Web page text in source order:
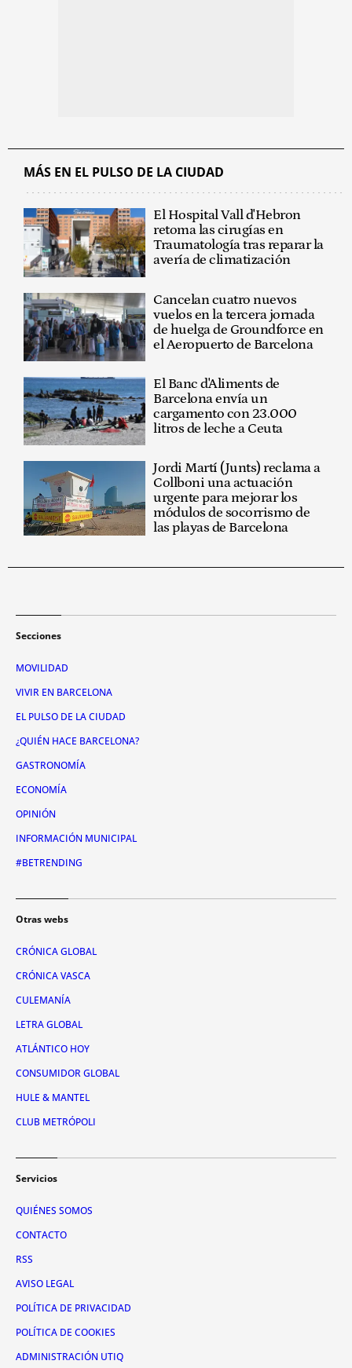
MÁS EN EL PULSO DE LA CIUDAD
El Hospital Vall d'Hebron
retoma las cirugías en
Traumatología tras reparar la
avería de climatización
Cancelan cuatro nuevos
vuelos en la tercera jornada
de huelga de Groundforce en
el Aeropuerto de Barcelona
El Banc d'Aliments de
Barcelona envía un
cargamento con 23.000
litros de leche a Ceuta
Jordi Martí (Junts) reclama a
Collboni una actuación
urgente para mejorar los
módulos de socorrismo de
las playas de Barcelona
Secciones
MOVILIDAD
VIVIR EN BARCELONA
EL PULSO DE LA CIUDAD
¿QUIÉN HACE BARCELONA?
GASTRONOMÍA
ECONOMÍA
OPINIÓN
INFORMACIÓN MUNICIPAL
#BETRENDING
Otras webs
CRÓNICA GLOBAL
CRÓNICA VASCA
CULEMANÍA
LETRA GLOBAL
ATLÁNTICO HOY
CONSUMIDOR GLOBAL
HULE & MANTEL
CLUB METRÓPOLI
Servicios
QUIÉNES SOMOS
CONTACTO
RSS
AVISO LEGAL
POLÍTICA DE PRIVACIDAD
POLÍTICA DE COOKIES
ADMINISTRACIÓN UTIQ